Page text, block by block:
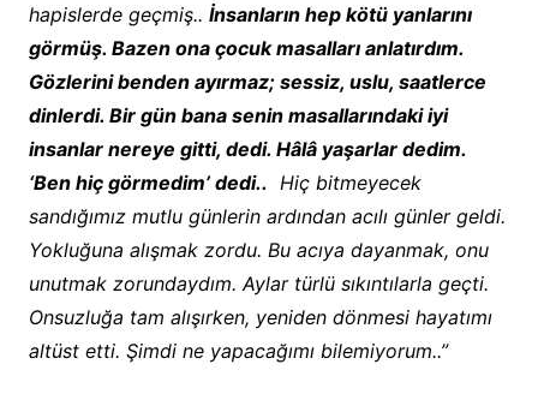
hapislerde geçmiş.. İnsanların hep kötü yanlarını
görmüş. Bazen ona çocuk masalları anlatırdım.
Gözlerini benden ayırmaz; sessiz, uslu, saatlerce
dinlerdi. Bir gün bana senin masallarındaki iyi
insanlar nereye gitti, dedi. Hâlâ yaşarlar dedim.
‘Ben hiç görmedim’ dedi.. Hiç bitmeyecek
sandığımız mutlu günlerin ardından acılı günler geldi.
Yokluğuna alışmak zordu. Bu acıya dayanmak, onu
unutmak zorundaydım. Aylar türlü sıkıntılarla geçti.
Onsuzluğa tam alışırken, yeniden dönmesi hayatımı
altüst etti. Şimdi ne yapacağımı bilemiyorum..”